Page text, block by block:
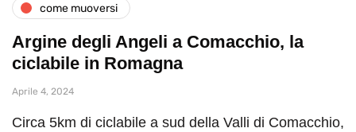
come muoversi
Argine degli Angeli a Comacchio, la
ciclabile in Romagna
Aprile 4, 2024
Circa 5km di ciclabile a sud della Valli di Comacchio,